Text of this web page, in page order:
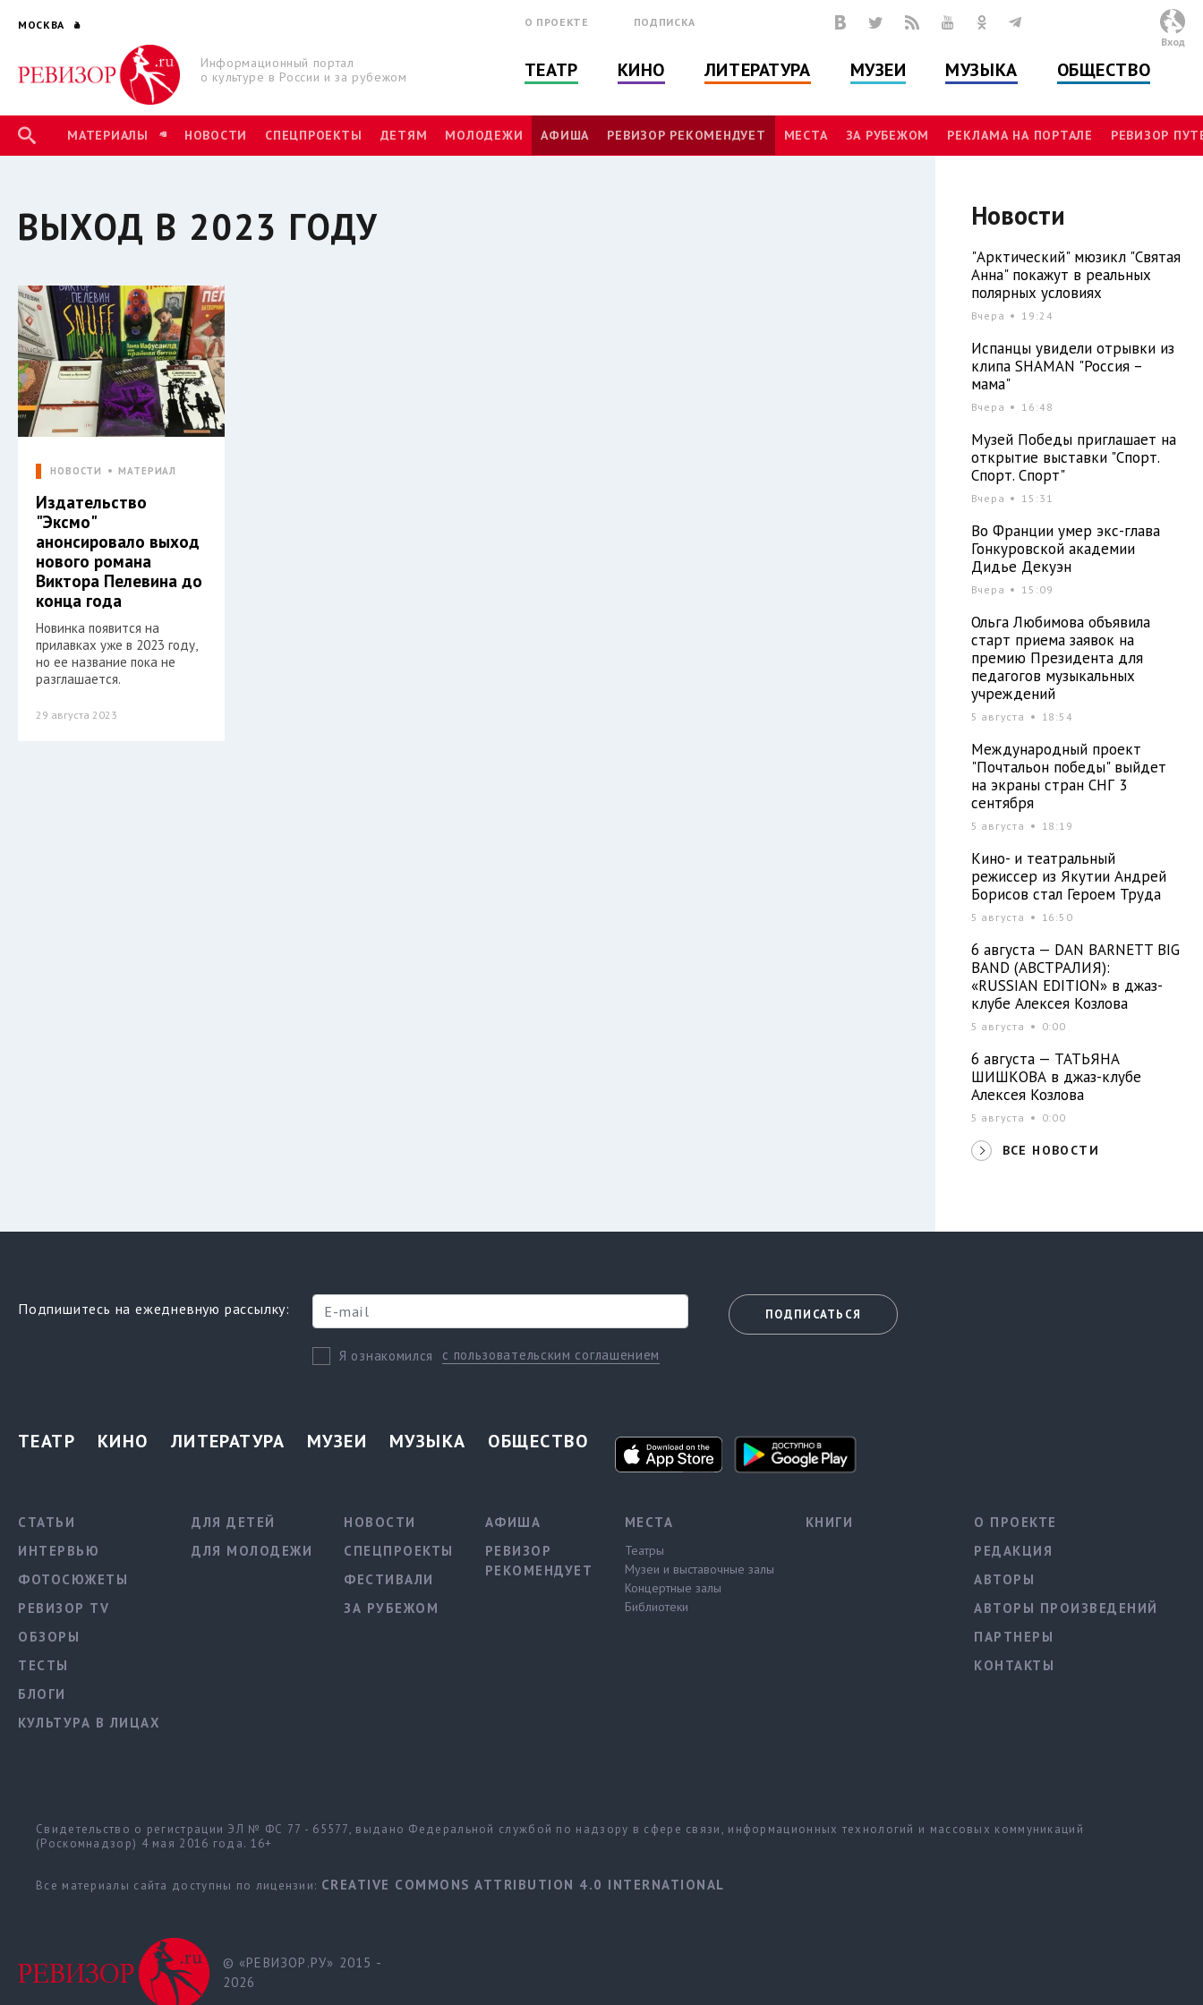
МОСКВА
Информационный портал
о культуре в России и за рубежом
О ПРОЕКТЕ ПОДПИСКА
ТЕАТР КИНО ЛИТЕРАТУРА МУЗЕИ МУЗЫКА ОБЩЕСТВО
Вход
МАТЕРИАЛЫ НОВОСТИ СПЕЦПРОЕКТЫ ДЕТЯМ МОЛОДЕЖИ АФИША РЕВИЗОР РЕКОМЕНДУЕТ МЕСТА ЗА РУБЕЖОМ РЕКЛАМА НА ПОРТАЛЕ РЕВИЗОР
ВЫХОД В 2023 ГОДУ
НОВОСТИ МАТЕРИАЛ
Издательство
"Эксмо"
анонсировало выход
нового романа
Виктора Пелевина до
конца года
Новинка появится на
прилавках уже в 2023 году,
но ее название пока не
разглашается.
29 августа 2023
Новости
"Арктический" мюзикл "Святая
Анна" покажут в реальных
полярных условиях
Вчера 19:24
Испанцы увидели отрывки из
клипа SHAMAN "Россия –
мама"
Вчера 16:48
Музей Победы приглашает на
открытие выставки "Спорт.
Спорт. Спорт"
Вчера 15:31
Во Франции умер экс-глава
Гонкуровской академии
Дидье Декуэн
Вчера 15:09
Ольга Любимова объявила
старт приема заявок на
премию Президента для
педагогов музыкальных
учреждений
5 августа 18:54
Международный проект
"Почтальон победы" выйдет
на экраны стран СНГ 3
сентября
5 августа 18:19
Кино- и театральный
режиссер из Якутии Андрей
Борисов стал Героем Труда
5 августа 16:50
6 августа — DAN BARNETT BIG
BAND (АВСТРАЛИЯ):
«RUSSIAN EDITION» в джаз-
клубе Алексея Козлова
5 августа 0:00
6 августа — ТАТЬЯНА
ШИШКОВА в джаз-клубе
Алексея Козлова
5 августа 0:00
ВСЕ НОВОСТИ
Подпишитесь на ежедневную рассылку:
Я ознакомился с пользовательским соглашением
ПОДПИСАТЬСЯ
ТЕАТР КИНО ЛИТЕРАТУРА МУЗЕИ МУЗЫКА ОБЩЕСТВО
СТАТЬИ
ИНТЕРВЬЮ
ФОТОСЮЖЕТЫ
РЕВИЗОР TV
ОБЗОРЫ
ТЕСТЫ
БЛОГИ
КУЛЬТУРА В ЛИЦАХ
ДЛЯ ДЕТЕЙ
ДЛЯ МОЛОДЕЖИ
НОВОСТИ
СПЕЦПРОЕКТЫ
ФЕСТИВАЛИ
ЗА РУБЕЖОМ
АФИША
РЕВИЗОР
РЕКОМЕНДУЕТ
МЕСТА
Театры
Музеи и выставочные залы
Концертные залы
Библиотеки
КНИГИ
О ПРОЕКТЕ
РЕДАКЦИЯ
АВТОРЫ
АВТОРЫ ПРОИЗВЕДЕНИЙ
ПАРТНЕРЫ
КОНТАКТЫ
Свидетельство о регистрации ЭЛ № ФС 77 - 65577, выдано Федеральной службой по надзору в сфере связи, информационных технологий и массовых коммуникаций
(Роскомнадзор) 4 мая 2016 года. 16+
Все материалы сайта доступны по лицензии: CREATIVE COMMONS ATTRIBUTION 4.0 INTERNATIONAL
© «РЕВИЗОР.РУ» 2015 -
2026